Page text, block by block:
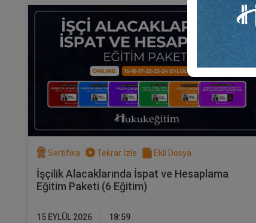
Sertifika Tekrar İzle Ekli Dosya
İşçilik Alacaklarında İspat ve Hesaplama
Eğitim Paketi (6 Eğitim)
15 EYLÜL 2026 18:59